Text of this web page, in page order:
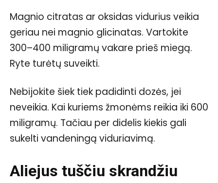
Magnio citratas ar oksidas vidurius veikia
geriau nei magnio glicinatas. Vartokite
300–400 miligramų vakare prieš miegą.
Ryte turėtų suveikti.
Nebijokite šiek tiek padidinti dozės, jei
neveikia. Kai kuriems žmonėms reikia iki 600
miligramų. Tačiau per didelis kiekis gali
sukelti vandeningą viduriavimą.
Aliejus tuščiu skrandžiu